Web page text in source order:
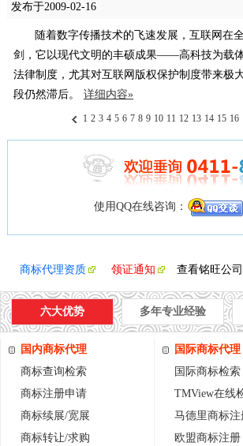
发布于2009-02-16
随着数字传播技术的飞速发展，互联网在
剑，它以现代文明的丰硕成果——高科技为载
法律制度，尤其对互联网版权保护制度带来极
段仍然滞后。
详细内容»
1 2 3 4 5 6 7 8 9 10 11 12 13 14 15 16
使用QQ在线咨询：
商标代理资质 领证通知 查看铭旺公
六大优势 多年专业经验
国内商标代理
商标查询检索
商标注册申请
商标续展/宽展
商标转让/求购
国际商标代理
国际商标检索
TMView在线
马德里商标注
欧盟商标注册